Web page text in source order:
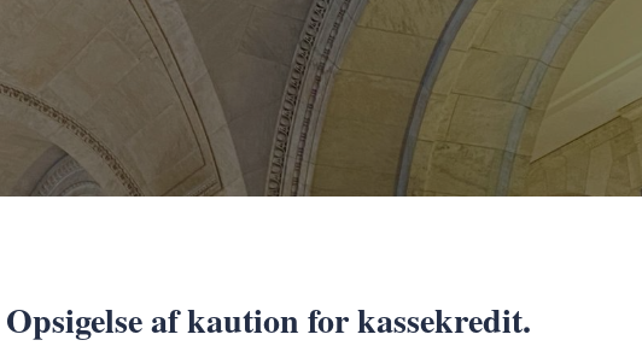
Opsigelse af kaution for kassekredit.